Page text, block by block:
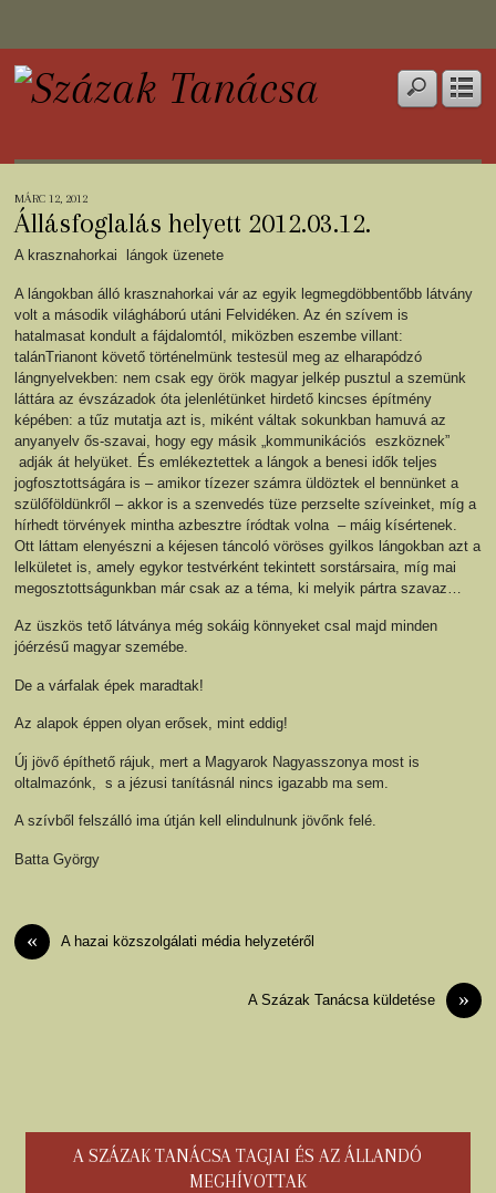
MÁRC 12, 2012
Állásfoglalás helyett 2012.03.12.
A krasznahorkai lángok üzenete
A lángokban álló krasznahorkai vár az egyik legmegdöbbentőbb látvány
volt a második világháború utáni Felvidéken. Az én szívem is
hatalmasat kondult a fájdalomtól, miközben eszembe villant:
talánTrianont követő történelmünk testesül meg az elharapódzó
lángnyelvekben: nem csak egy örök magyar jelkép pusztul a szemünk
láttára az évszázadok óta jelenlétünket hirdető kincses építmény
képében: a tűz mutatja azt is, miként váltak sokunkban hamuvá az
anyanyelv ős-szavai, hogy egy másik „kommunikációs eszköznek”
adják át helyüket. És emlékeztettek a lángok a benesi idők teljes
jogfosztottságára is – amikor tízezer számra üldöztek el bennünket a
szülőföldünkről – akkor is a szenvedés tüze perzselte szíveinket, míg a
hírhedt törvények mintha azbesztre íródtak volna – máig kísértenek.
Ott láttam elenyészni a kéjesen táncoló vöröses gyilkos lángokban azt a
lelkületet is, amely egykor testvérként tekintett sorstársaira, míg mai
megosztottságunkban már csak az a téma, ki melyik pártra szavaz…
Az üszkös tető látványa még sokáig könnyeket csal majd minden
jóérzésű magyar szemébe.
De a várfalak épek maradtak!
Az alapok éppen olyan erősek, mint eddig!
Új jövő építhető rájuk, mert a Magyarok Nagyasszonya most is
oltalmazónk, s a jézusi tanításnál nincs igazabb ma sem.
A szívből felszálló ima útján kell elindulnunk jövőnk felé.
Batta György
« A hazai közszolgálati média helyzetéről
»
A Százak Tanácsa küldetése
A SZÁZAK TANÁCSA TAGJAI ÉS AZ ÁLLANDÓ
MEGHÍVOTTAK